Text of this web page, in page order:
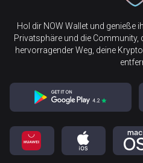
Hol dir NOW Wallet und genieße
Privatsphäre und die Community,
hervorragender Weg, deine